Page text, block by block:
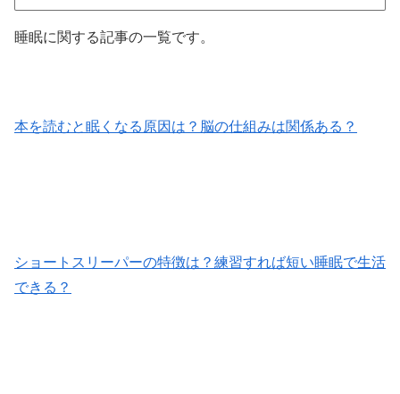
睡眠に関する記事の一覧です。
本を読むと眠くなる原因は？脳の仕組みは関係ある？
ショートスリーパーの特徴は？練習すれば短い睡眠で生活
できる？